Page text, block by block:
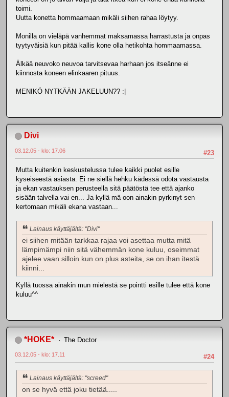
toimi.
Uutta konetta hommaamaan mikäli siihen rahaa löytyy.
Monilla on vieläpä vanhemmat maksamassa harrastusta ja onpas
tyytyväisiä kun pitää kallis kone olla hetikohta hommaamassa.
Älkää neuvoko neuvoa tarvitsevaa harhaan jos itseänne ei
kiinnosta koneen elinkaaren pituus.
MENIKÖ NYTKÄÄN JAKELUUN?? :|
Divi
#23
03.12.05 - klo: 17.06
Mutta kuitenkin keskustelussa tulee kaikki puolet esille
kyseiseestä asiasta. Ei ne siellä hehku kädessä odota vastausta
ja ekan vastauksen perusteella sitä päätöstä tee että ajanko
sisään talvella vai en... Ja kyllä mä oon ainakin pyrkinyt sen
kertomaan mikäli ekana vastaan...
Lainaus käyttäjältä: "Divi"
ei siihen mitään tarkkaa rajaa voi asettaa mutta mitä
lämpimämpi niin sitä vähemmän kone kuluu, oseimmat
ajelee vaan silloin kun on plus asteita, se on ihan itestä
kiinni...
Kyllä tuossa ainakin mun mielestä se pointti esille tulee että kone
kuluu^^
*HOKE* The Doctor
#24
03.12.05 - klo: 17.11
Lainaus käyttäjältä: "screed"
on se hyvä että joku tietää.....